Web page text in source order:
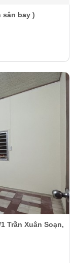
sân bay )
1 Trần Xuân Soạn,